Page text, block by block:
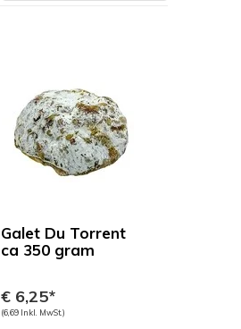
Galet Du Torrent
ca 350 gram
€ 6,25*
(6,69 Inkl. MwSt.)